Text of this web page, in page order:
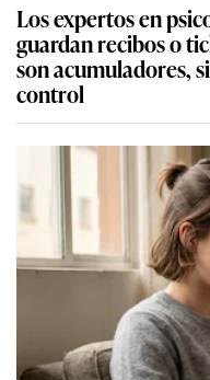
Los expertos en
guardan recibos o
son acumuladores,
control